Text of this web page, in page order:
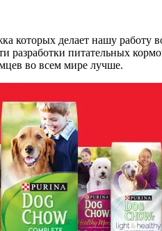
которых делает нашу работу
разработки питательных
во всем мире лучше.